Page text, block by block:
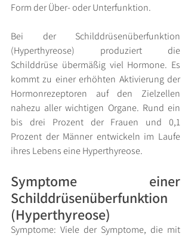
Form der Über- oder Unterfunktion.
(Hyperthyreose) produziert die
Schilddrüse übermäßig viel Hormone. Es
kommt zu einer erhöhten Aktivierung der
Hormonrezeptoren auf den Zielzellen
nahezu aller wichtigen Organe. Rund ein
bis drei Prozent der Frauen und 0,1
Prozent der Männer entwickeln im Laufe
ihres Lebens eine Hyperthyreose.
Schilddrüsenüberfunktion
(Hyperthyreose)
Symptome: Viele der Symptome, die mit